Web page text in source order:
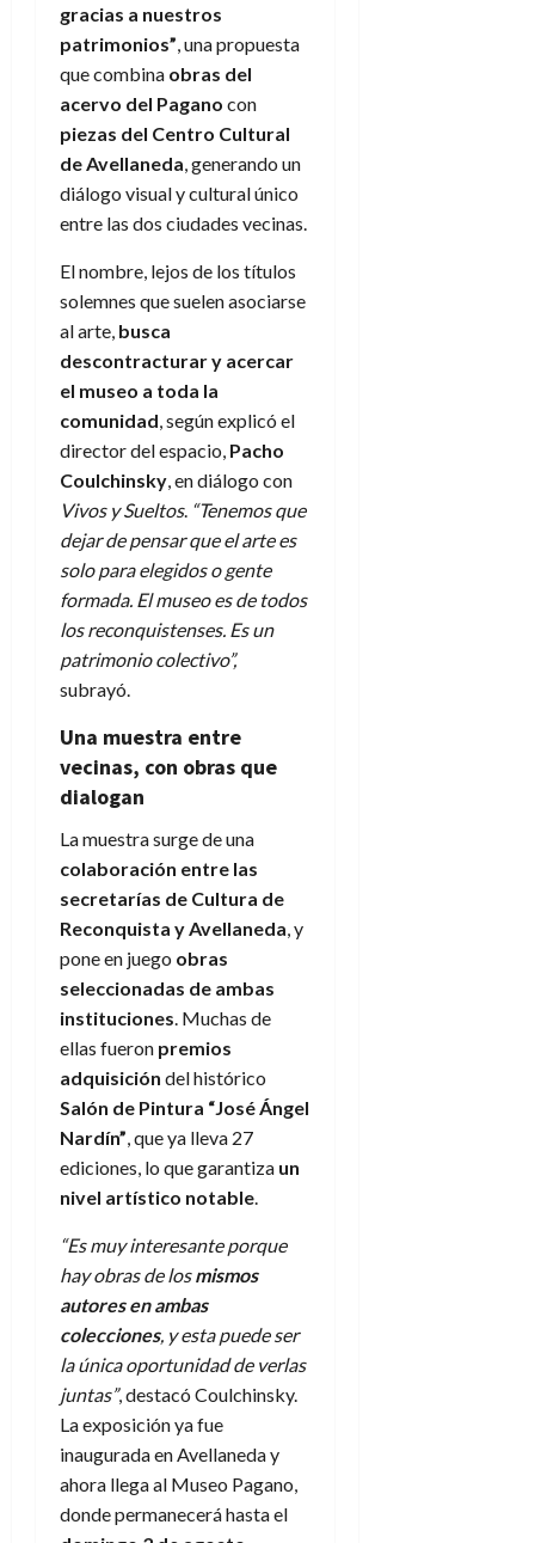
gracias a nuestros
patrimonios” , una propuesta
que combina obras del
acervo del Pagano con
piezas del Centro Cultural
de Avellaneda , generando un
diálogo visual y cultural único
entre las dos ciudades vecinas.
El nombre, lejos de los títulos
solemnes que suelen asociarse
al arte, busca
descontracturar y acercar
el museo a toda la
comunidad , según explicó el
director del espacio, Pacho
Coulchinsky , en diálogo con
Vivos y Sueltos. “Tenemos que
dejar de pensar que el arte es
solo para elegidos o gente
formada. El museo es de todos
los reconquistenses. Es un
patrimonio colectivo”,
subrayó.
Una muestra entre
vecinas, con obras que
dialogan
La muestra surge de una
colaboración entre las
secretarías de Cultura de
Reconquista y Avellaneda , y
pone en juego obras
seleccionadas de ambas
instituciones . Muchas de
ellas fueron premios
adquisición del histórico
Salón de Pintura “José Ángel
Nardín” , que ya lleva 27
ediciones, lo que garantiza un
nivel artístico notable
“Es muy interesante porque
hay obras de losmismos
autores en ambas
colecciones, y esta puede ser
la única oportunidad de verlas
juntas”, destacó Coulchinsky.
La exposición ya fue
inaugurada en Avellaneda y
ahora llega al Museo Pagano,
donde permanecerá hasta el